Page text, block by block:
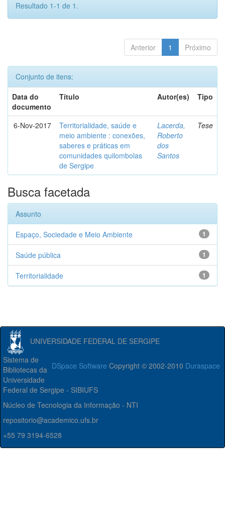
Resultado 1-1 de 1.
Anterior 1 Próximo
Conjunto de itens:
Data do
documento
Título Autor(es) Tipo
6-Nov-2017
Territorialidade, saúde e
meio ambiente : conexões,
saberes e práticas em
comunidades quilombolas
de Sergipe
Lacerda,
Roberto
dos
Santos
Tese
Busca facetada
Assunto
1
Espaço, Sociedade e Meio Ambiente
1
Saúde pública
1
Territorialidade
UNIVERSIDADE FEDERAL DE SERGIPE
DSpace Software Copyright © 2002-2010 Duraspace
Sistema de
Bibliotecas da
Universidade
Federal de Sergipe - SIBIUFS
Núcleo de Tecnologia da Informação - NTI
repositorio@academico.ufs.br
+55 79 3194-6528